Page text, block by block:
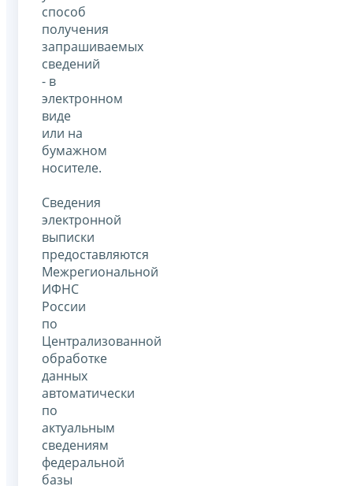
способ
получения
запрашиваемых
сведений
- в
электронном
виде
или на
бумажном
носителе.
Сведения
электронной
выписки
предоставляются
Межрегиональной
ИФНС
России
по
Централизованной
обработке
данных
автоматически
по
актуальным
сведениям
федеральной
базы